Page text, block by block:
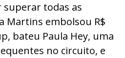
superar todas as
Martins embolsou R$
bateu Paula Hey, uma
no circuito, e